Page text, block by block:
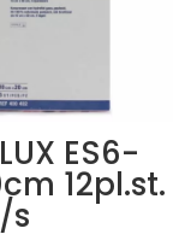
ES6-
12pl.st.
s